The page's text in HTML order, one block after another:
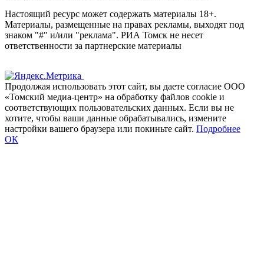
Настоящий ресурс может содержать материалы 18+.
Материалы, размещенные на правах рекламы, выходят под
знаком "#" и/или "реклама". РИА Томск не несет
ответственности за партнерские материалы
Продолжая использовать этот сайт, вы даете согласие ООО
«Томский медиа-центр» на обработку файлов cookie и
соответствующих пользовательских данных. Если вы не
хотите, чтобы ваши данные обрабатывались, измените
настройки вашего браузера или покиньте сайт. Подробнее
ОК